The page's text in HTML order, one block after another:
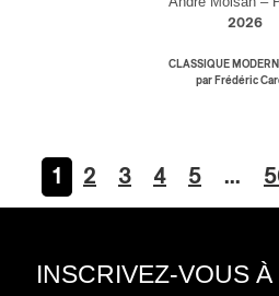
2026
CLASSIQUE
par Frédéric
1 2 3 4 5 …
INSCRIVEZ-VOUS